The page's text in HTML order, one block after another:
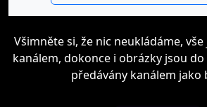
Všimněte si, že nic neukládáme,
kanálem, dokonce i obrázky jsou
předávány kanálem jako